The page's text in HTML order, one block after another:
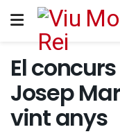
El
Josep
vint anys